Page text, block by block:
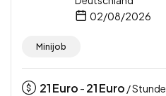
02/08/2026
Minijob
21Euro - 21Euro / Stunde